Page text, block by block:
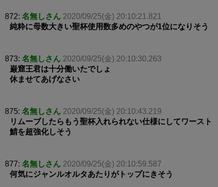
872: 名無しさん 2020/09/25(金) 20:10:21.821
純粋に母数大きい聖杯使用数多めのやつが1位になりそう
873: 名無しさん 2020/09/25(金) 20:10:30.263
巌窟王君は十分働いたでしょ
休ませてあげなさい
875: 名無しさん 2020/09/25(金) 20:10:43.219
リムーブしたらもう聖杯入れられない仕様にしてワースト
鯖を超強化しそう
877: 名無しさん 2020/09/25(金) 20:10:59.587
何気にジャンルオルタあたりがトップにきそう